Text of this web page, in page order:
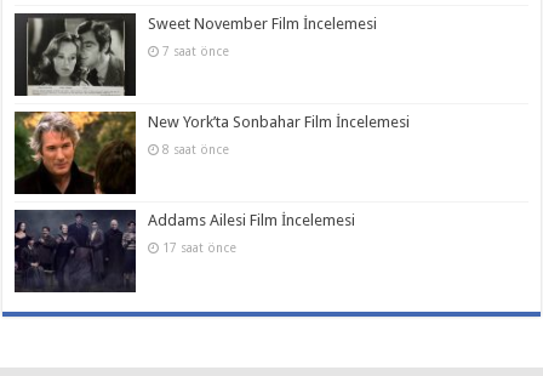
Sweet November Film İncelemesi
7 saat önce
New York’ta Sonbahar Film İncelemesi
8 saat önce
Addams Ailesi Film İncelemesi
17 saat önce